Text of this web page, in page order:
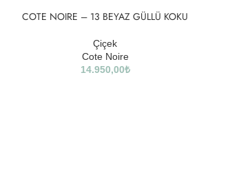
COTE NOIRE – 13 BEYAZ GÜLLÜ KOKU
Çiçek
Cote Noire
14.950,00₺